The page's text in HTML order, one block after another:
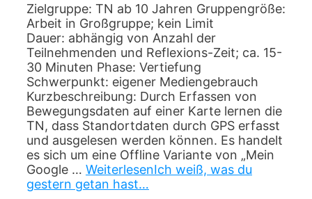
Zielgruppe: TN ab 10 Jahren Gruppengröße:
Arbeit in Großgruppe; kein Limit
Dauer: abhängig von Anzahl der
Teilnehmenden und Reflexions-Zeit; ca. 15-
30 Minuten Phase: Vertiefung
Schwerpunkt: eigener Mediengebrauch
Kurzbeschreibung: Durch Erfassen von
Bewegungsdaten auf einer Karte lernen die
TN, dass Standortdaten durch GPS erfasst
und ausgelesen werden können. Es handelt
es sich um eine Offline Variante von „Mein
Google … WeiterlesenIch weiß, was du
gestern getan hast…